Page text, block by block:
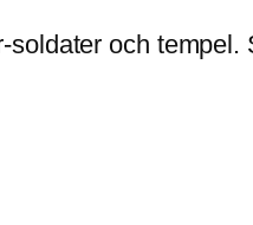
och tempel.